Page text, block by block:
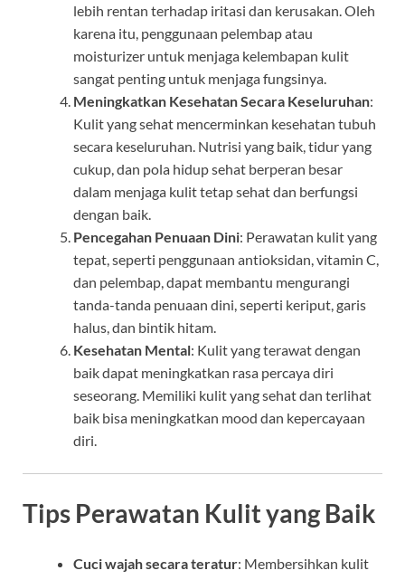
lebih rentan terhadap iritasi dan kerusakan. Oleh
karena itu, penggunaan pelembap atau
moisturizer untuk menjaga kelembapan kulit
sangat penting untuk menjaga fungsinya.
Meningkatkan Kesehatan Secara Keseluruhan:
Kulit yang sehat mencerminkan kesehatan tubuh
secara keseluruhan. Nutrisi yang baik, tidur yang
cukup, dan pola hidup sehat berperan besar
dalam menjaga kulit tetap sehat dan berfungsi
dengan baik.
Pencegahan Penuaan Dini: Perawatan kulit yang
tepat, seperti penggunaan antioksidan, vitamin C,
dan pelembap, dapat membantu mengurangi
tanda-tanda penuaan dini, seperti keriput, garis
halus, dan bintik hitam.
Kesehatan Mental: Kulit yang terawat dengan
baik dapat meningkatkan rasa percaya diri
seseorang. Memiliki kulit yang sehat dan terlihat
baik bisa meningkatkan mood dan kepercayaan
diri.
Tips Perawatan Kulit yang Baik
Cuci wajah secara teratur: Membersihkan kulit